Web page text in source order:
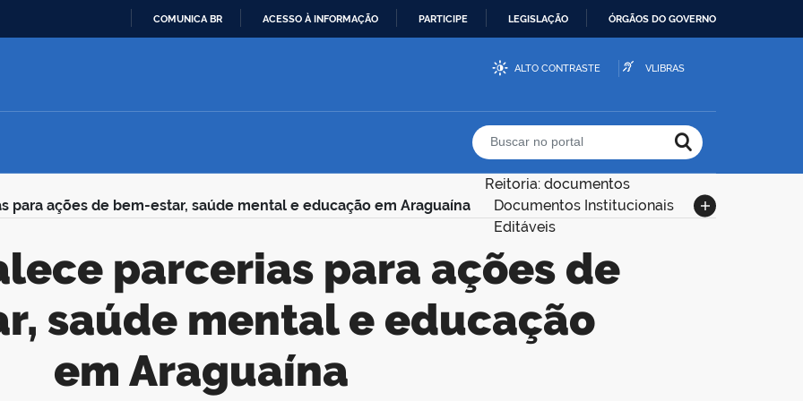
CONTEÚDO
COMUNICA BR ACESSO À INFORMAÇÃO PARTICIPE LEGISLAÇÃO ÓRGÃOS DO GOVERNO
ALTO CONTRASTE VLIBRAS
Buscar no portal
para ações de bem-estar, saúde mental e educação em Araguaína
Reitoria: documentos
Documentos Institucionais
Editáveis
saúde mental e educação
em Araguaína